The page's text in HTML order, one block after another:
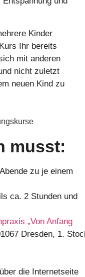
Kinder
Ihr bereits
mit anderen
nicht zuletzt
neuen Kind zu
musst:
zu je einem
ca. 2 Stunden und
„Von Anfang
Dresden, 1.
die Internetseite